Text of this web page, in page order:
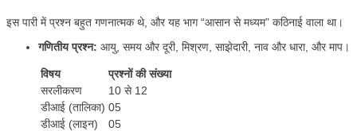
इस पारी में प्रश्न बहुत गणनात्मक थे, और यह भाग “आसान से मध्यम” कठिनाई वाला था।
गणितीय प्रश्न: आयु, समय और दूरी, मिश्रण, साझेदारी, नाव और धारा, और माप।
विषय
प्रश्नों की संख्या
सरलीकरण
10 से 12
डीआई (तालिका) 05
डीआई (लाइन)
05